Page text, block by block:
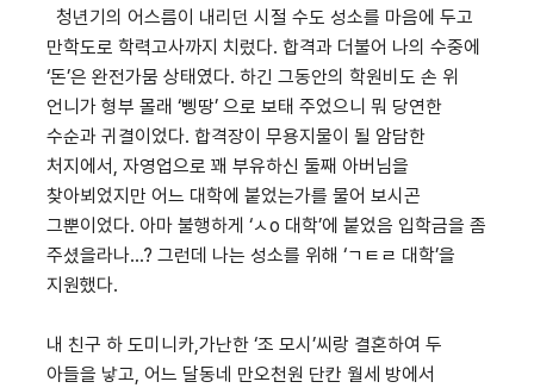
청년기의 어스름이 내리던 시절 수도 성소를 마음에 두고
만학도로 학력고사까지 치렀다. 합격과 더불어 나의 수중에
‘돈’은 완전가뭄 상태였다. 하긴 그동안의 학원비도 손 위
언니가 형부 몰래 ‘삥땅’ 으로 보태 주었으니 뭐 당연한
수순과 귀결이었다. 합격장이 무용지물이 될 암담한
처지에서, 자영업으로 꽤 부유하신 둘째 아버님을
찾아뵈었지만 어느 대학에 붙었는가를 물어 보시곤
그뿐이었다. 아마 불행하게 ‘ㅅo 대학’에 붙었음 입학금을 좀
주셨을라나...? 그런데 나는 성소를 위해 ‘ㄱㅌㄹ 대학’을
지원했다.
내 친구 하 도미니카,가난한 ‘조 모시’씨랑 결혼하여 두
아들을 낳고, 어느 달동네 만오천원 단칸 월세 방에서